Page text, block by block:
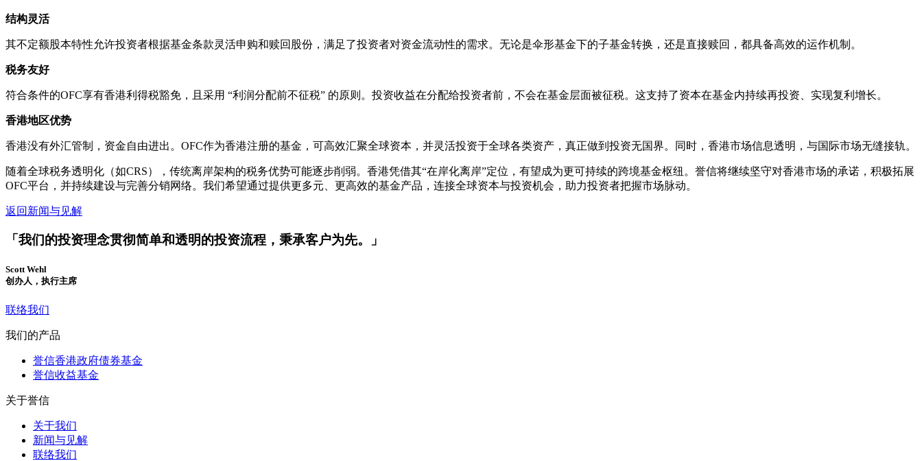
结构灵活
其不定额股本特性允许投资者根据基金条款灵活申购和赎回股份，满足了投资者对资金流动性的需求。无论是伞形基金下的子基金转换，还是直接赎回，都具备高效的运作机制。
税务友好
符合条件的OFC享有香港利得税豁免，且采用 “利润分配前不征税” 的原则。投资收益在分配给投资者前，不会在基金层面被征税。这支持了资本在基金内持续再投资、实现复利增长。
香港地区优势
香港没有外汇管制，资金自由进出。OFC作为香港注册的基金，可高效汇聚全球资本，并灵活投资于全球各类资产，真正做到投资无国界。同时，香港市场信息透明，与国际市场无缝接轨。
随着全球税务透明化（如CRS），传统离岸架构的税务优势可能逐步削弱。香港凭借其“在岸化离岸”定位，有望成为更可持续的跨境基金枢纽。誉信将继续坚守对香港市场的承诺，积极拓展
OFC平台，并持续建设与完善分销网络。我们希望通过提供更多元、更高效的基金产品，连接全球资本与投资机会，助力投资者把握市场脉动。
返回新闻与见解
「我们的投资理念贯彻简单和透明的投资流程，秉承客户为先。」
Scott Wehl
创办人，执行主席
联络我们
我们的产品
誉信香港政府债券基金
誉信收益基金
关于誉信
关于我们
新闻与见解
联络我们